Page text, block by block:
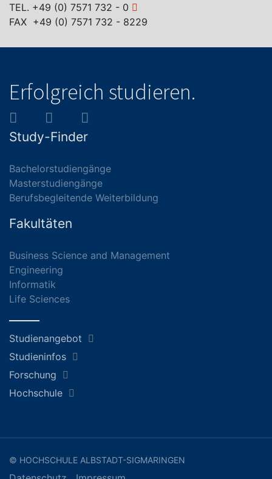
TEL. +49 (0) 7571 732 - 0
FAX +49 (0) 7571 732 - 8229
Erfolgreich studieren.
Study-Finder
Bachelorstudiengänge
Masterstudiengänge
Berufsbegleitende Weiterbildung
Fakultäten
Business Science and Management
Engineering
Informatik
Life Sciences
Studienangebot
Studieninfos
Forschung
Hochschule
© HOCHSCHULE ALBSTADT-SIGMARINGEN